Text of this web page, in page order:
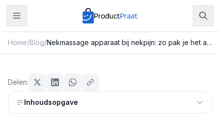
Home/Blog/ Nekmassage apparaat bij nekpijn: zo pak je het aan
Nekmassage apparaat bij nekpijn:
zo pak je het aan
Redactie ProductPraat
Delen:
Inhoudsopgave